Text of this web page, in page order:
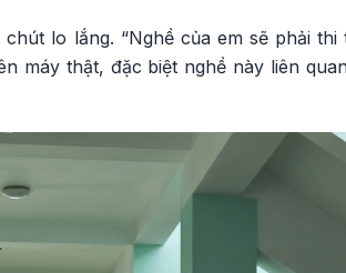
lo lắng. “Nghề của em sẽ phải
máy thật, đặc biệt nghề này liên